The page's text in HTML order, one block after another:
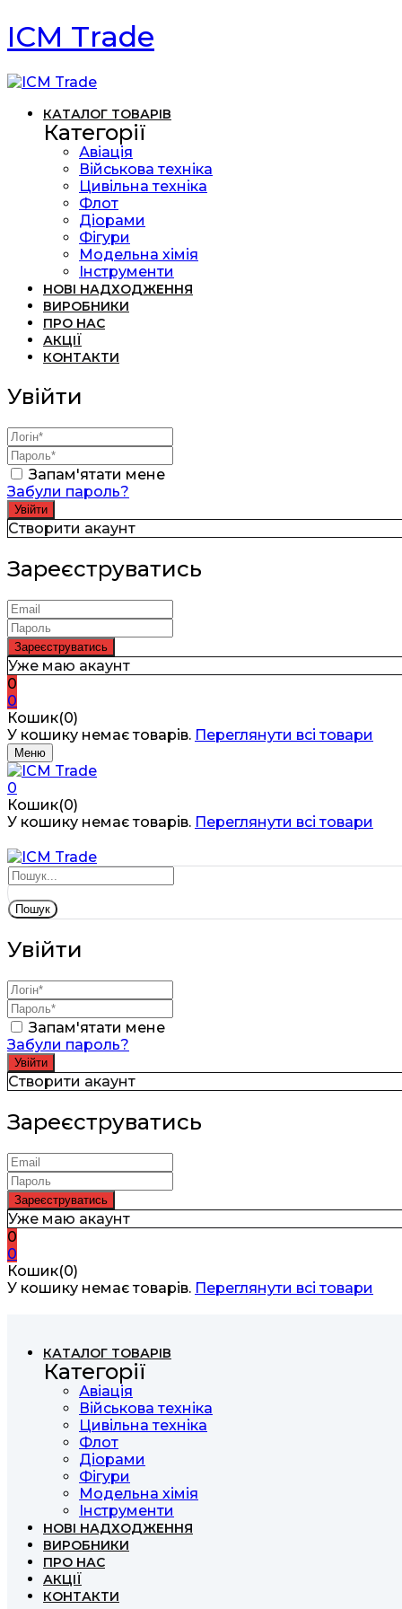
ICM Trade
КАТАЛОГ ТОВАРІВ
Категорії
Авіація
Військова техніка
Цивільна техніка
Флот
Діорами
Фігури
Модельна хімія
Інструменти
НОВІ НАДХОДЖЕННЯ
ВИРОБНИКИ
ПРО НАС
АКЦІЇ
КОНТАКТИ
Увійти
Запам'ятати мене
Забули пароль?
Створити акаунт
Зареєструватись
Уже маю акаунт
0
0
Кошик(0)
У кошику немає товарів. Переглянути всі товари
Меню
0
Кошик(0)
У кошику немає товарів. Переглянути всі товари
Пошук
Увійти
Запам'ятати мене
Забули пароль?
Створити акаунт
Зареєструватись
Уже маю акаунт
0
0
Кошик(0)
У кошику немає товарів. Переглянути всі товари
КАТАЛОГ ТОВАРІВ
Категорії
Авіація
Військова техніка
Цивільна техніка
Флот
Діорами
Фігури
Модельна хімія
Інструменти
НОВІ НАДХОДЖЕННЯ
ВИРОБНИКИ
ПРО НАС
АКЦІЇ
КОНТАКТИ